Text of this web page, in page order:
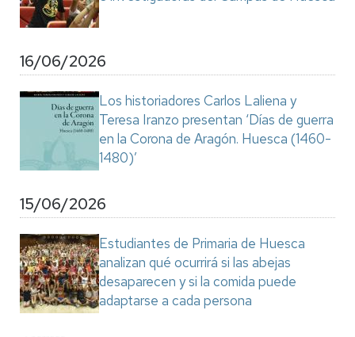
16/06/2026
Los historiadores Carlos Laliena y
Teresa Iranzo presentan ‘Días de guerra
en la Corona de Aragón. Huesca (1460-
1480)’
15/06/2026
Estudiantes de Primaria de Huesca
analizan qué ocurrirá si las abejas
desaparecen y si la comida puede
adaptarse a cada persona